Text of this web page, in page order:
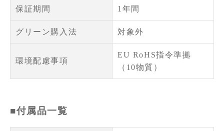
保証期間 1年間
グリーン購入法 対象外
環境配慮事項
EU RoHS指令準拠
（10物質）
■付属品一覧